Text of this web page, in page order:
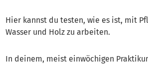
Hier kannst du testen, wie es ist, mit
Wasser und Holz zu arbeiten.
In deinem, meist einwöchigen